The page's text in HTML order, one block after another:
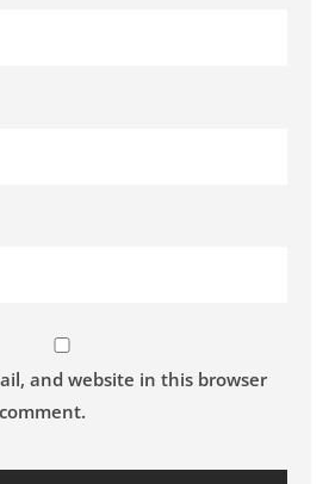
and website in this browser